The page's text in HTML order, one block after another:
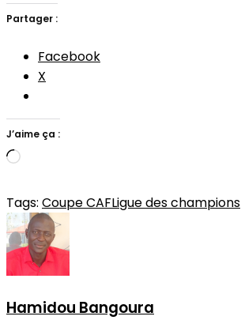
Partager :
Facebook
X
J’aime ça :
Chargement…
Tags: Coupe CAFLigue des champions
Hamidou Bangoura